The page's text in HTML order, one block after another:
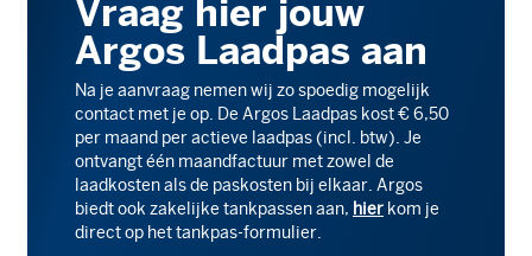
Vraag hier jouw
Argos Laadpas aan
Na je aanvraag nemen wij zo spoedig mogelijk
contact met je op. De Argos Laadpas kost € 6,50
per maand per actieve laadpas (incl. btw). Je
ontvangt één maandfactuur met zowel de
laadkosten als de paskosten bij elkaar. Argos
biedt ook zakelijke tankpassen aan, hierkom je
direct op het tankpas-formulier.